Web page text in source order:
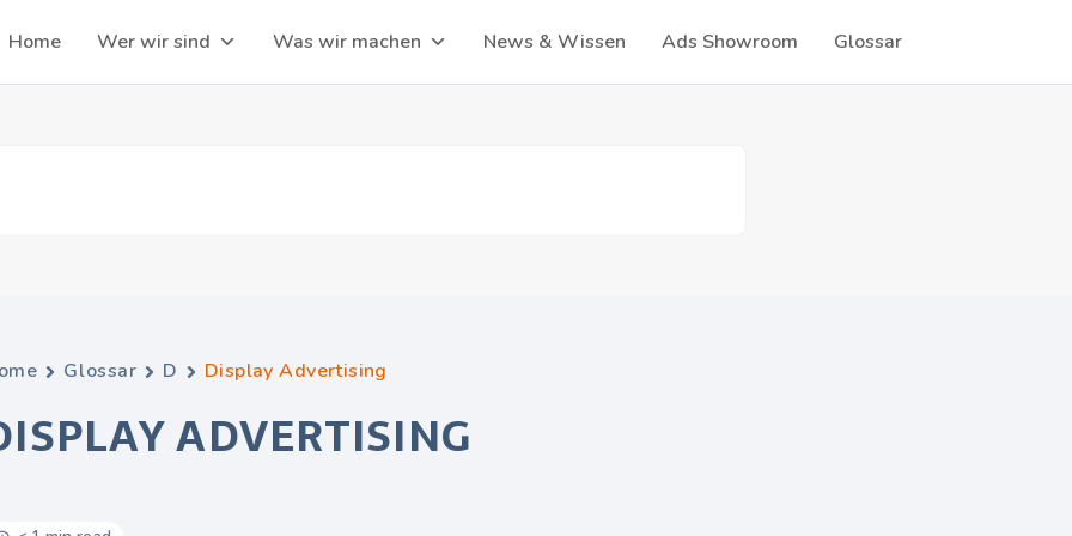
Home Wer wir sind Was wir machen News & Wissen Ads Showroom Glossar
Glossar D Display Advertising
ADVERTISING